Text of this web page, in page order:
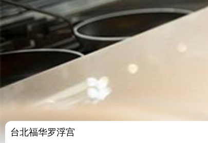
台北福华罗浮宫